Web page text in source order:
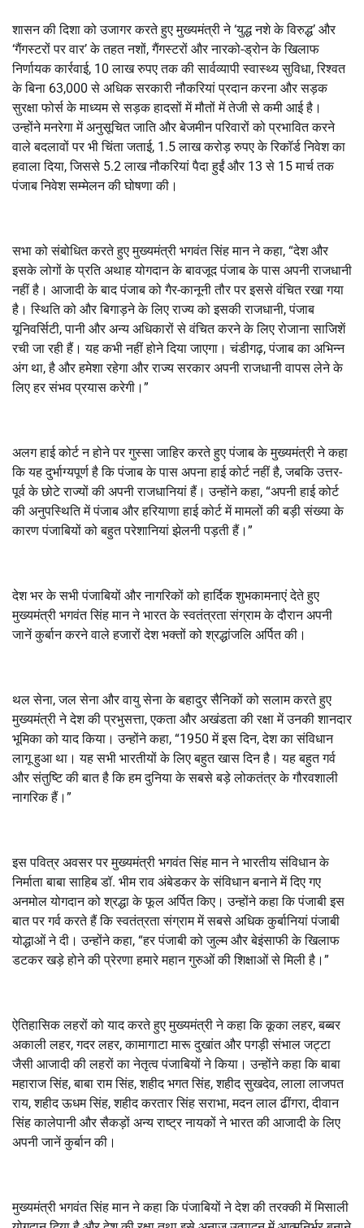
शासन की दिशा को उजागर करते हुए मुख्यमंत्री ने ‘युद्ध नशे के विरुद्ध’ और
‘गैंगस्टरों पर वार’ के तहत नशों, गैंगस्टरों और नारको-ड्रोन के खिलाफ
निर्णायक कार्रवाई, 10 लाख रुपए तक की सार्वव्यापी स्वास्थ्य सुविधा, रिश्वत
के बिना 63,000 से अधिक सरकारी नौकरियां प्रदान करना और सड़क
सुरक्षा फोर्स के माध्यम से सड़क हादसों में मौतों में तेजी से कमी आई है।
उन्होंने मनरेगा में अनुसूचित जाति और बेजमीन परिवारों को प्रभावित करने
वाले बदलावों पर भी चिंता जताई, 1.5 लाख करोड़ रुपए के रिकॉर्ड निवेश का
हवाला दिया, जिससे 5.2 लाख नौकरियां पैदा हुईं और 13 से 15 मार्च तक
पंजाब निवेश सम्मेलन की घोषणा की।
सभा को संबोधित करते हुए मुख्यमंत्री भगवंत सिंह मान ने कहा, “देश और
इसके लोगों के प्रति अथाह योगदान के बावजूद पंजाब के पास अपनी राजधानी
नहीं है। आजादी के बाद पंजाब को गैर-कानूनी तौर पर इससे वंचित रखा गया
है। स्थिति को और बिगाड़ने के लिए राज्य को इसकी राजधानी, पंजाब
यूनिवर्सिटी, पानी और अन्य अधिकारों से वंचित करने के लिए रोजाना साजिशें
रची जा रही हैं। यह कभी नहीं होने दिया जाएगा। चंडीगढ़, पंजाब का अभिन्न
अंग था, है और हमेशा रहेगा और राज्य सरकार अपनी राजधानी वापस लेने के
लिए हर संभव प्रयास करेगी।”
अलग हाई कोर्ट न होने पर गुस्सा जाहिर करते हुए पंजाब के मुख्यमंत्री ने कहा
कि यह दुर्भाग्यपूर्ण है कि पंजाब के पास अपना हाई कोर्ट नहीं है, जबकि उत्तर-
पूर्व के छोटे राज्यों की अपनी राजधानियां हैं। उन्होंने कहा, “अपनी हाई कोर्ट
की अनुपस्थिति में पंजाब और हरियाणा हाई कोर्ट में मामलों की बड़ी संख्या के
कारण पंजाबियों को बहुत परेशानियां झेलनी पड़ती हैं।”
देश भर के सभी पंजाबियों और नागरिकों को हार्दिक शुभकामनाएं देते हुए
मुख्यमंत्री भगवंत सिंह मान ने भारत के स्वतंत्रता संग्राम के दौरान अपनी
जानें कुर्बान करने वाले हजारों देश भक्तों को श्रद्धांजलि अर्पित की।
थल सेना, जल सेना और वायु सेना के बहादुर सैनिकों को सलाम करते हुए
मुख्यमंत्री ने देश की प्रभुसत्ता, एकता और अखंडता की रक्षा में उनकी शानदार
भूमिका को याद किया। उन्होंने कहा, “1950 में इस दिन, देश का संविधान
लागू हुआ था। यह सभी भारतीयों के लिए बहुत खास दिन है। यह बहुत गर्व
और संतुष्टि की बात है कि हम दुनिया के सबसे बड़े लोकतंत्र के गौरवशाली
नागरिक हैं।”
इस पवित्र अवसर पर मुख्यमंत्री भगवंत सिंह मान ने भारतीय संविधान के
निर्माता बाबा साहिब डॉ. भीम राव अंबेडकर के संविधान बनाने में दिए गए
अनमोल योगदान को श्रद्धा के फूल अर्पित किए। उन्होंने कहा कि पंजाबी इस
बात पर गर्व करते हैं कि स्वतंत्रता संग्राम में सबसे अधिक कुर्बानियां पंजाबी
योद्धाओं ने दी। उन्होंने कहा, “हर पंजाबी को जुल्म और बेइंसाफी के खिलाफ
डटकर खड़े होने की प्रेरणा हमारे महान गुरुओं की शिक्षाओं से मिली है।”
ऐतिहासिक लहरों को याद करते हुए मुख्यमंत्री ने कहा कि कूका लहर, बब्बर
अकाली लहर, गदर लहर, कामागाटा मारू दुखांत और पगड़ी संभाल जट्टा
जैसी आजादी की लहरों का नेतृत्व पंजाबियों ने किया। उन्होंने कहा कि बाबा
महाराज सिंह, बाबा राम सिंह, शहीद भगत सिंह, शहीद सुखदेव, लाला लाजपत
राय, शहीद ऊधम सिंह, शहीद करतार सिंह सराभा, मदन लाल ढींगरा, दीवान
सिंह कालेपानी और सैकड़ों अन्य राष्ट्र नायकों ने भारत की आजादी के लिए
अपनी जानें कुर्बान की।
मुख्यमंत्री भगवंत सिंह मान ने कहा कि पंजाबियों ने देश की तरक्की में मिसाली